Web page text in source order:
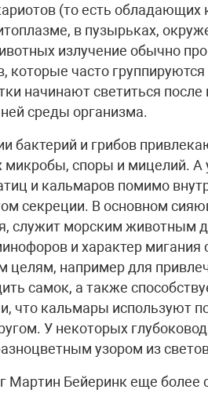
(то есть
в пузырьках,
излучение обычно
которые часто
начинают светиться
среды организма.
бактерий и грибов
споры и мицелий. А
и кальмаров помимо
секреции. В основном
служит морским животным
и характер мигания
например для
самок, а также
что кальмары используют
У некоторых
узором из
Мартин Бейеринк еще более